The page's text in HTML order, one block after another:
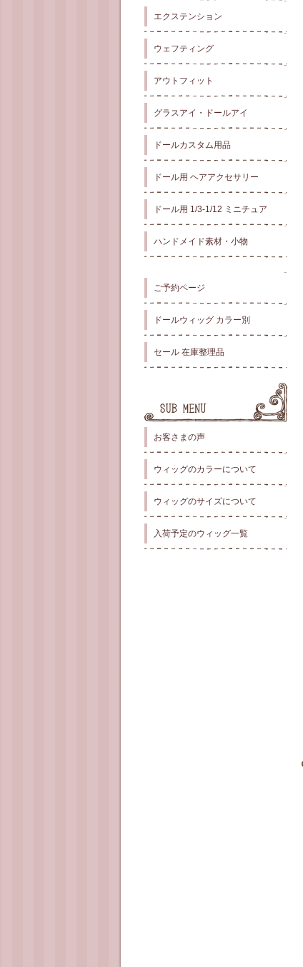
エクステンション
ウェフティング
アウトフィット
グラスアイ・ドールアイ
ドールカスタム用品
ドール用 ヘアアクセサリー
ドール用 1/3-1/12 ミニチュア
ハンドメイド素材・小物
ご予約ページ
ドールウィッグ カラー別
セール 在庫整理品
お客さまの声
ウィッグのカラーについて
ウィッグのサイズについて
入荷予定のウィッグ一覧